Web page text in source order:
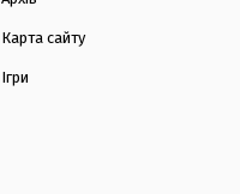
Карта сайту
Ігри